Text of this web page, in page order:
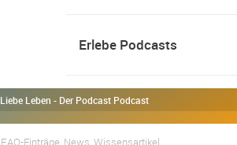
Erlebe Podcasts
Liebe Leben - Der Podcast Podcast